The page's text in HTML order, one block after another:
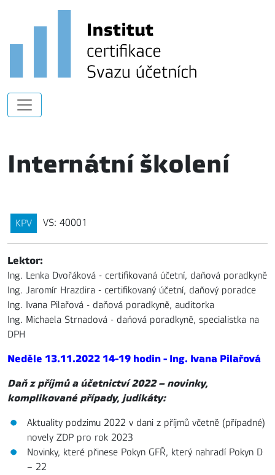
Internátní školení
KPV VS: 40001
Lektor:
Ing. Lenka Dvořáková - certifikovaná účetní, daňová poradkyně
Ing. Jaromír Hrazdira - certifikovaný účetní, daňový poradce
Ing. Ivana Pilařová - daňová poradkyně, auditorka
Ing. Michaela Strnadová - dańová poradkyně, specialistka na
DPH
Neděle 13.11.2022 14-19 hodin - Ing. Ivana Pilařová
Daň z příjmů a účetnictví 2022 – novinky,
komplikované případy, judikáty:
Aktuality podzimu 2022 v dani z příjmů včetně (případné)
novely ZDP pro rok 2023
Novinky, které přinese Pokyn GFŘ, který nahradí Pokyn D
– 22